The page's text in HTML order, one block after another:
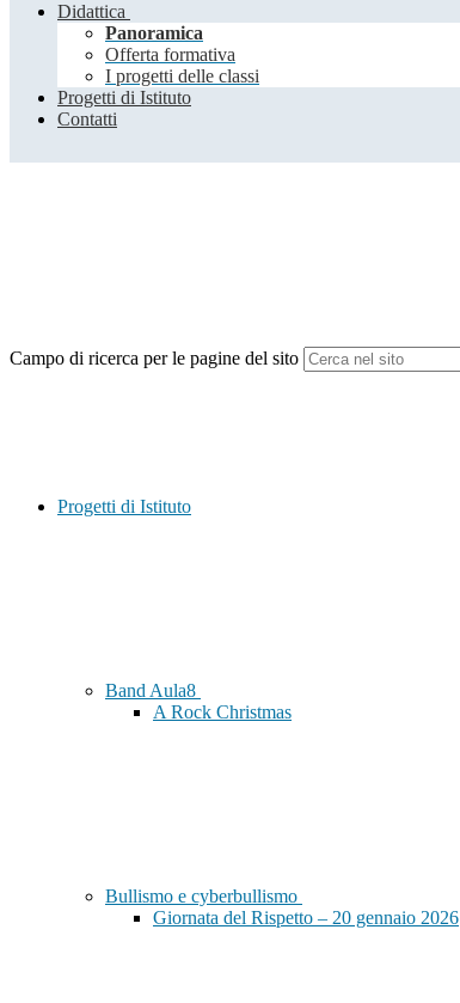
Didattica
Panoramica
Offerta formativa
I progetti delle classi
Progetti di Istituto
Contatti
Campo di ricerca per le pagine del sito
Progetti di Istituto
Band Aula8
A Rock Christmas
Bullismo e cyberbullismo
Giornata del Rispetto – 20 gennaio 2026